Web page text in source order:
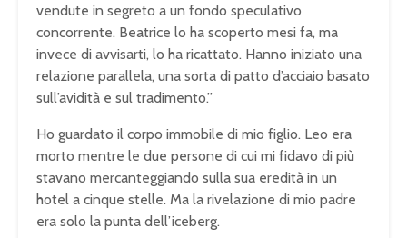
vendute in segreto a un fondo speculativo
concorrente. Beatrice lo ha scoperto mesi fa, ma
invece di avvisarti, lo ha ricattato. Hanno iniziato una
relazione parallela, una sorta di patto d’acciaio basato
sull’avidità e sul tradimento.”
Ho guardato il corpo immobile di mio figlio. Leo era
morto mentre le due persone di cui mi fidavo di più
stavano mercanteggiando sulla sua eredità in un
hotel a cinque stelle. Ma la rivelazione di mio padre
era solo la punta dell’iceberg.